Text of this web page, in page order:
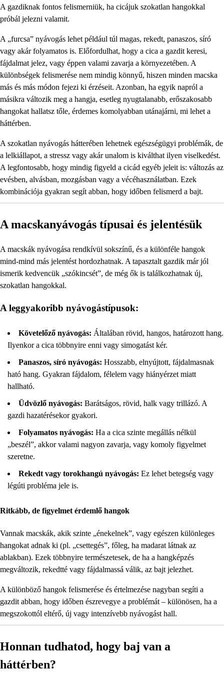
A gazdiknak fontos felismerniük, ha cicájuk szokatlan hangokkal
próbál jelezni valamit.
A „furcsa” nyávogás lehet például túl magas, rekedt, panaszos, síró
vagy akár folyamatos is. Előfordulhat, hogy a cica a gazdit keresi,
fájdalmat jelez, vagy éppen valami zavarja a környezetében. A
különbségek felismerése nem mindig könnyű, hiszen minden macska
más és más módon fejezi ki érzéseit. Azonban, ha egyik napról a
másikra változik meg a hangja, esetleg nyugtalanabb, erőszakosabb
hangokat hallatsz tőle, érdemes komolyabban utánajárni, mi lehet a
háttérben.
A szokatlan nyávogás hátterében lehetnek egészségügyi problémák, de
a lelkiállapot, a stressz vagy akár unalom is kiválthat ilyen viselkedést.
A legfontosabb, hogy mindig figyeld a cicád egyéb jeleit is: változás az
evésben, alvásban, mozgásban vagy a vécéhasználatban. Ezek
kombinációja gyakran segít abban, hogy időben felismerd a bajt.
A macskanyávogás típusai és jelentésük
A macskák nyávogása rendkívül sokszínű, és a különféle hangok
mind-mind más jelentést hordozhatnak. A tapasztalt gazdik már jól
ismerik kedvencük „szókincsét”, de még ők is találkozhatnak új,
szokatlan hangokkal.
A leggyakoribb nyávogástípusok:
Követelőző nyávogás: Általában rövid, hangos, határozott hang.
Ilyenkor a cica többnyire enni vagy simogatást kér.
Panaszos, síró nyávogás: Hosszabb, elnyújtott, fájdalmasnak
ható hang. Gyakran fájdalom, félelem vagy hiányérzet miatt
hallható.
Üdvözlő nyávogás: Barátságos, rövid, halk vagy trillázó. A
gazdi hazatérésekor gyakori.
Folyamatos nyávogás: Ha a cica szinte megállás nélkül
„beszél”, akkor valami nagyon zavarja, vagy komoly figyelmet
szeretne.
Rekedt vagy torokhangú nyávogás: Ez lehet betegség vagy
légúti probléma jele is.
Ritkább, de figyelmet érdemlő hangok
Vannak macskák, akik szinte „énekelnek”, vagy egészen különleges
hangokat adnak ki (pl. „csettegés”, főleg, ha madarat látnak az
ablakban). Ezek többnyire természetesek, de ha a hangképzés
megváltozik, rekedtté vagy fájdalmassá válik, az bajt jelezhet.
A különböző hangok felismerése és értelmezése nagyban segíti a
gazdit abban, hogy időben észrevegye a problémát – különösen, ha a
megszokottól eltérő, új vagy intenzívebb nyávogást hall.
Honnan tudhatod, hogy baj van a
háttérben?